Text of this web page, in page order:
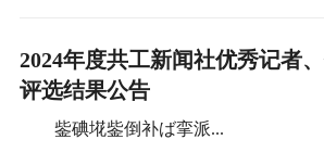
2024年度共工新闻社优秀记者
评选结果公告
鈭碘埖鈭倒补ば挛派...